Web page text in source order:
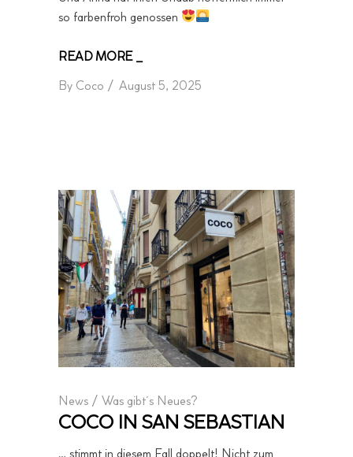
so farbenfroh genossen
READ MORE _
By Coco August 5, 2025
News / Was gibt´s Neues?
COCO IN SAN SEBASTIAN
… stimmt in diesem Fall doppelt! Nicht zum